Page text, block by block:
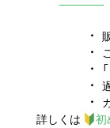
詳しくは
初